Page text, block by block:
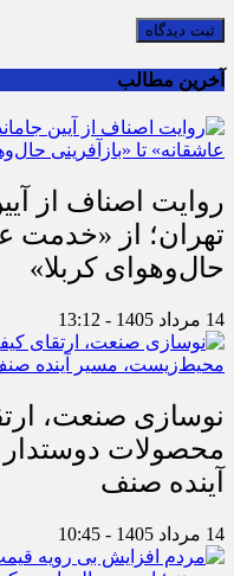
ثبت دیدگاه
آخرین مطالب
روایت اصناف از
تهران؛ از «خدمت
حال‌وهوای کربلا»
14 مرداد 1405 - 13:12
نوسازی صنعت،
محصولات
آینده صنف
14 مرداد 1405 - 10:45